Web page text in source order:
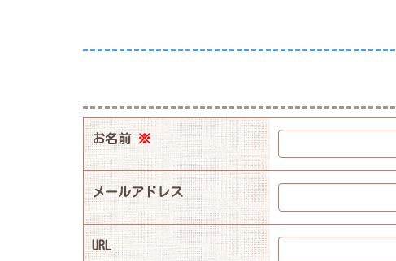
お名前 ※
メールアドレス
URL